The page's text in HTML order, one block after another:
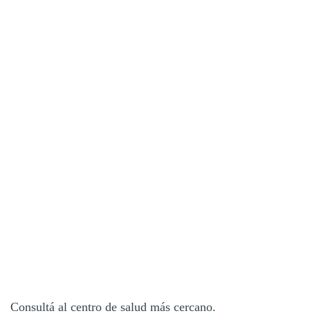
Consultá al centro de salud más cercano.